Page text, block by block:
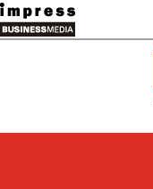
メ
イ
ン